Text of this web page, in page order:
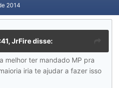
2014
JrFire disse:
melhor ter mandado MP pra
iria te ajudar a fazer isso